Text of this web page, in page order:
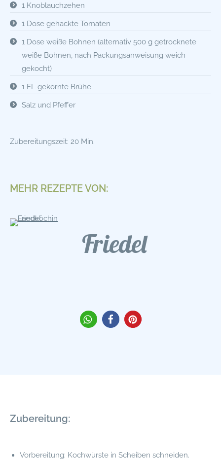
1 Knoblauchzehen
1 Dose gehackte Tomaten
1 Dose weiße Bohnen (alternativ 500 g getrocknete
weiße Bohnen, nach Packungsanweisung weich
gekocht)
1 EL gekörnte Brühe
Salz und Pfeffer
Zubereitungszeit: 20 Min.
MEHR REZEPTE VON:
Friedel
Zubereitung:
Vorbereitung: Kochwürste in Scheiben schneiden.